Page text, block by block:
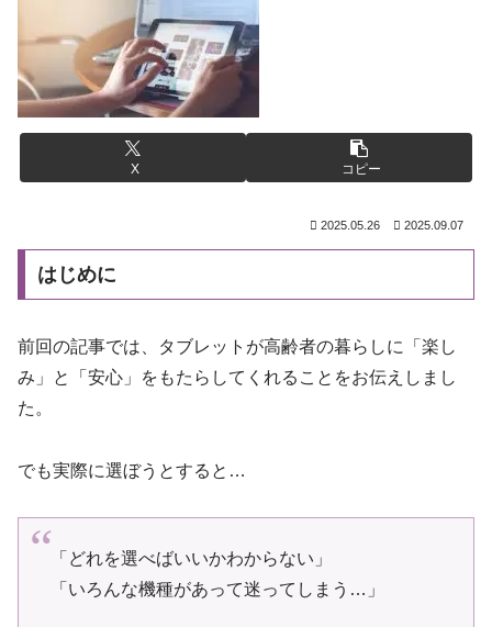
X コピー
2025.05.26 2025.09.07
はじめに
前回の記事では、タブレットが高齢者の暮らしに「楽し
み」と「安心」をもたらしてくれることをお伝えしまし
た。
でも実際に選ぼうとすると…
「どれを選べばいいかわからない」
「いろんな機種があって迷ってしまう…」